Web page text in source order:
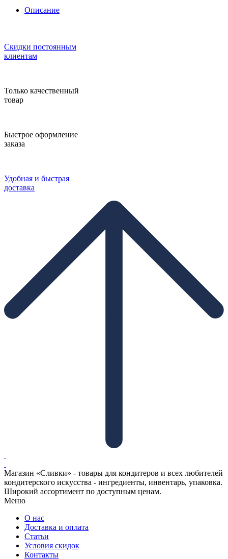
Описание
Скидки постоянным
клиентам
Только качественный
товар
Быстрое оформление
заказа
Удобная и быстрая
доставка
Магазин «Сливки» - товары для кондитеров и всех любителей
кондитерского искусства - ингредиенты, инвентарь, упаковка.
Широкий ассортимент по доступным ценам.
Меню
О нас
Доставка и оплата
Статьи
Условия скидок
Контакты